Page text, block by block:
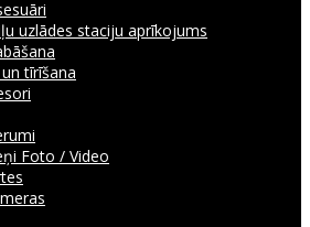
uzlādes staciju aprīkojums
tīrīšana
Foto / Video